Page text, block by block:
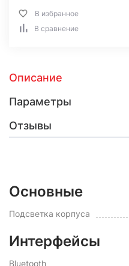
В избранное
В сравнение
Описание
Параметры
Отзывы
Основные
Подсветка корпуса
Интерфейсы
Bluetooth